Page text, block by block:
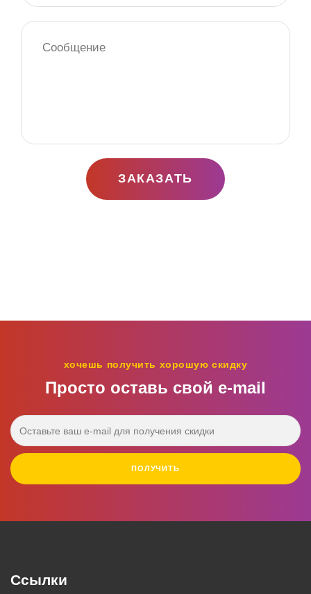
ЗАКАЗАТЬ
хочешь получить хорошую скидку
Просто оставь свой e‑mail
ПОЛУЧИТЬ
Ссылки